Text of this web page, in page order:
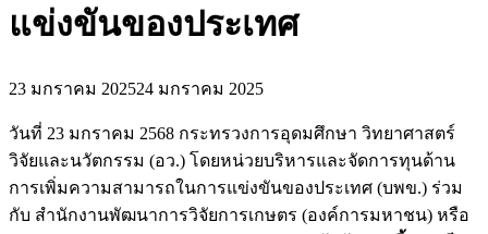
แข่งขันของประเทศ
23 มกราคม 202524 มกราคม 2025
วันที่ 23 มกราคม 2568 กระทรวงการอุดมศึกษา วิทยาศาสตร์
วิจัยและนวัตกรรม (อว.) โดยหน่วยบริหารและจัดการทุนด้าน
การเพิ่มความสามารถในการแข่งขันของประเทศ (บพข.) ร่วม
กับ สำนักงานพัฒนาการวิจัยการเกษตร (องค์การมหาชน) หรือ